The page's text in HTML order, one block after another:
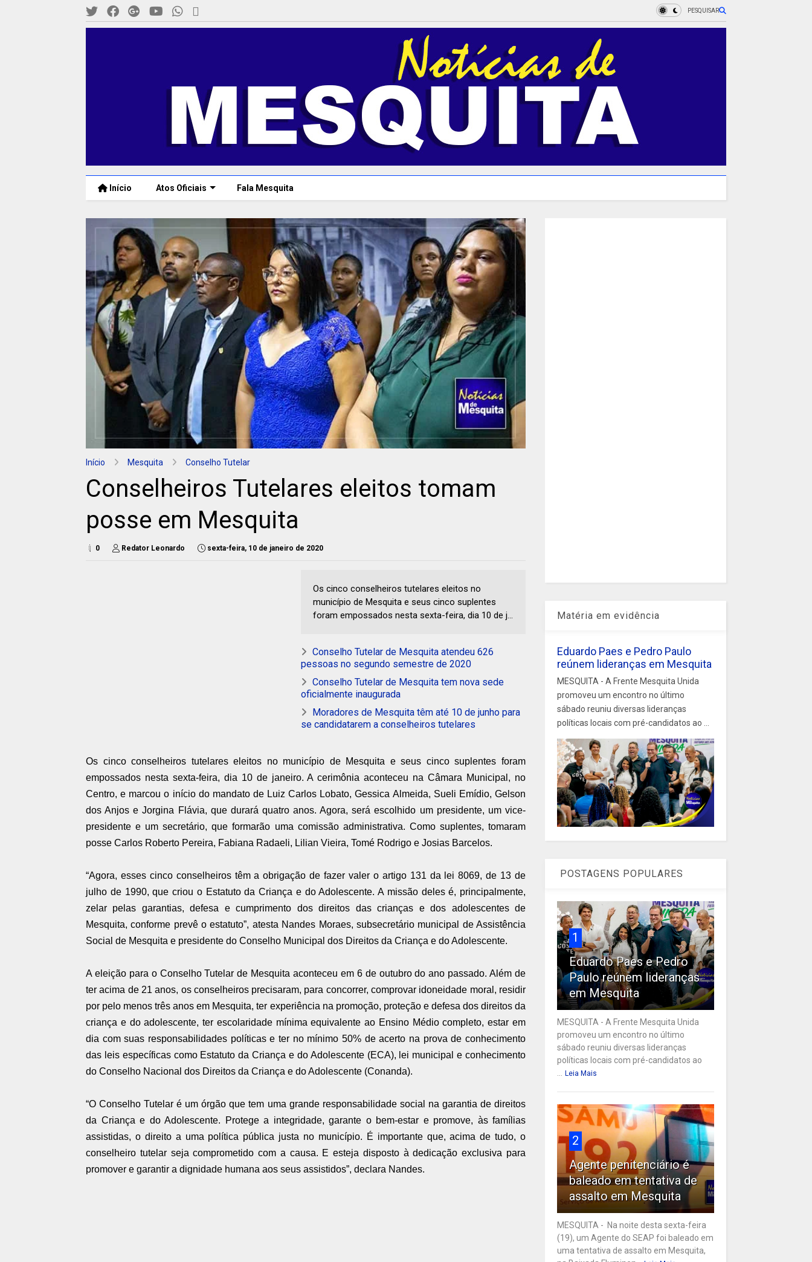
PESQUISAR
Início Atos Oficiais Fala Mesquita
Início Mesquita Conselho Tutelar
Conselheiros Tutelares eleitos tomam
posse em Mesquita
0 Redator Leonardo sexta-feira, 10 de janeiro de 2020
Os cinco conselheiros tutelares eleitos no
município de Mesquita e seus cinco suplentes
foram empossados nesta sexta-feira, dia 10 de j...
Conselho Tutelar de Mesquita atendeu 626
pessoas no segundo semestre de 2020
Conselho Tutelar de Mesquita tem nova sede
oficialmente inaugurada
Moradores de Mesquita têm até 10 de junho para
se candidatarem a conselheiros tutelares
Os cinco conselheiros tutelares eleitos no município de Mesquita e seus cinco suplentes foram
empossados nesta sexta-feira, dia 10 de janeiro. A cerimônia aconteceu na Câmara Municipal, no
Centro, e marcou o início do mandato de Luiz Carlos Lobato, Gessica Almeida, Sueli Emídio, Gelson
dos Anjos e Jorgina Flávia, que durará quatro anos. Agora, será escolhido um presidente, um vice-
presidente e um secretário, que formarão uma comissão administrativa. Como suplentes, tomaram
posse Carlos Roberto Pereira, Fabiana Radaeli, Lilian Vieira, Tomé Rodrigo e Josias Barcelos.
“Agora, esses cinco conselheiros têm a obrigação de fazer valer o artigo 131 da lei 8069, de 13 de
julho de 1990, que criou o Estatuto da Criança e do Adolescente. A missão deles é, principalmente,
zelar pelas garantias, defesa e cumprimento dos direitos das crianças e dos adolescentes de
Mesquita, conforme prevê o estatuto”, atesta Nandes Moraes, subsecretário municipal de Assistência
Social de Mesquita e presidente do Conselho Municipal dos Direitos da Criança e do Adolescente.
A eleição para o Conselho Tutelar de Mesquita aconteceu em 6 de outubro do ano passado. Além de
ter acima de 21 anos, os conselheiros precisaram, para concorrer, comprovar idoneidade moral, residir
por pelo menos três anos em Mesquita, ter experiência na promoção, proteção e defesa dos direitos da
criança e do adolescente, ter escolaridade mínima equivalente ao Ensino Médio completo, estar em
dia com suas responsabilidades políticas e ter no mínimo 50% de acerto na prova de conhecimento
das leis específicas como Estatuto da Criança e do Adolescente (ECA), lei municipal e conhecimento
do Conselho Nacional dos Direitos da Criança e do Adolescente (Conanda).
“O Conselho Tutelar é um órgão que tem uma grande responsabilidade social na garantia de direitos
da Criança e do Adolescente. Protege a integridade, garante o bem-estar e promove, às famílias
assistidas, o direito a uma política pública justa no município. É importante que, acima de tudo, o
conselheiro tutelar seja comprometido com a causa. E esteja disposto à dedicação exclusiva para
promover e garantir a dignidade humana aos seus assistidos”, declara Nandes.
Matéria em evidência
Eduardo Paes e Pedro Paulo
reúnem lideranças em Mesquita
MESQUITA - A Frente Mesquita Unida
promoveu um encontro no último
sábado reuniu diversas lideranças
políticas locais com pré-candidatos ao ...
POSTAGENS POPULARES
1
Eduardo Paes e Pedro
Paulo reúnem lideranças
em Mesquita
MESQUITA - A Frente Mesquita Unida
promoveu um encontro no último
sábado reuniu diversas lideranças
políticas locais com pré-candidatos ao
... Leia Mais
2
Agente penitenciário é
baleado em tentativa de
assalto em Mesquita
MESQUITA - Na noite desta sexta-feira
(19), um Agente do SEAP foi baleado em
uma tentativa de assalto em Mesquita,